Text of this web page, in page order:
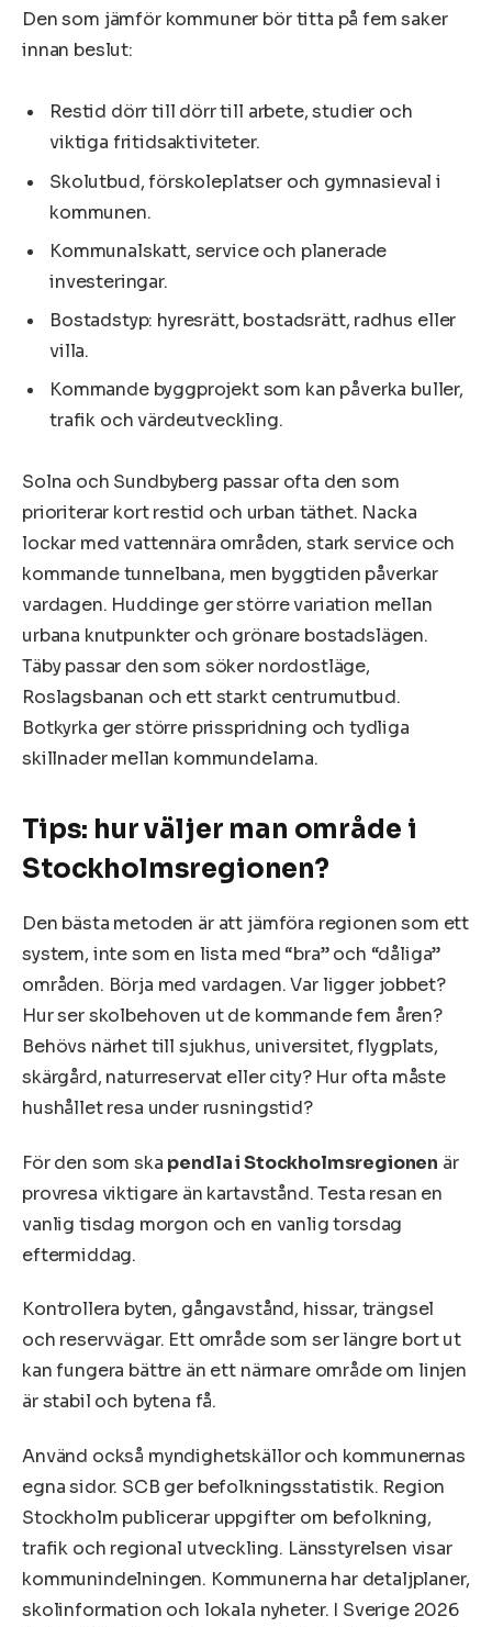
Den som jämför kommuner bör titta på fem saker
innan beslut:
Restid dörr till dörr till arbete, studier och
viktiga fritidsaktiviteter.
Skolutbud, förskoleplatser och gymnasieval i
kommunen.
Kommunalskatt, service och planerade
investeringar.
Bostadstyp: hyresrätt, bostadsrätt, radhus eller
villa.
Kommande byggprojekt som kan påverka buller,
trafik och värdeutveckling.
Solna och Sundbyberg passar ofta den som
prioriterar kort restid och urban täthet. Nacka
lockar med vattennära områden, stark service och
kommande tunnelbana, men byggtiden påverkar
vardagen. Huddinge ger större variation mellan
urbana knutpunkter och grönare bostadslägen.
Täby passar den som söker nordostläge,
Roslagsbanan och ett starkt centrumutbud.
Botkyrka ger större prisspridning och tydliga
skillnader mellan kommundelarna.
Tips: hur väljer man område i
Stockholmsregionen?
Den bästa metoden är att jämföra regionen som ett
system, inte som en lista med “bra” och “dåliga”
områden. Börja med vardagen. Var ligger jobbet?
Hur ser skolbehoven ut de kommande fem åren?
Behövs närhet till sjukhus, universitet, flygplats,
skärgård, naturreservat eller city? Hur ofta måste
hushållet resa under rusningstid?
För den som ska pendla i Stockholmsregionen är
provresa viktigare än kartavstånd. Testa resan en
vanlig tisdag morgon och en vanlig torsdag
eftermiddag.
Kontrollera byten, gångavstånd, hissar, trängsel
och reservvägar. Ett område som ser längre bort ut
kan fungera bättre än ett närmare område om linjen
är stabil och bytena få.
Använd också myndighetskällor och kommunernas
egna sidor. SCB ger befolkningsstatistik. Region
Stockholm publicerar uppgifter om befolkning,
trafik och regional utveckling. Länsstyrelsen visar
kommunindelningen. Kommunerna har detaljplaner,
skolinformation och lokala nyheter. I Sverige 2026